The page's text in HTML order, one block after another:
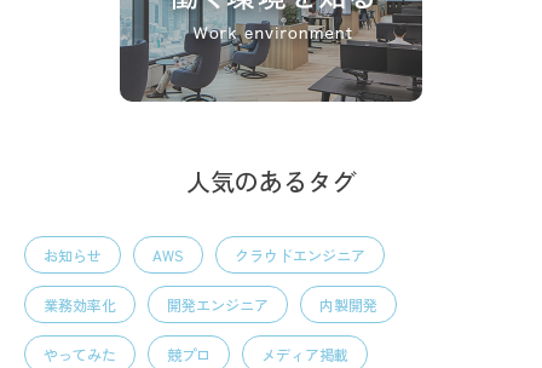
人気のあるタグ
お知らせ AWS クラウドエンジニア
業務効率化 開発エンジニア 内製開発
やってみた 競プロ メディア掲載